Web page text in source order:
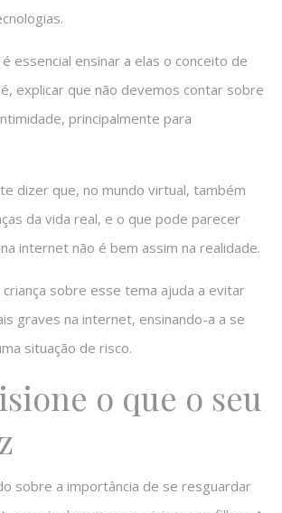
essencial ensinar a elas o conceito de
explicar que não devemos contar sobre
principalmente para
dizer que, no mundo virtual, também
da vida real, e o que pode parecer
internet não é bem assim na realidade.
criança sobre esse tema ajuda a evitar
graves na internet, ensinando-a a se
situação de risco.
o que o seu
sobre a importância de se resguardar